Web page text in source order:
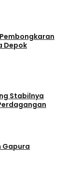
Depok
Stabilnya
Gapura